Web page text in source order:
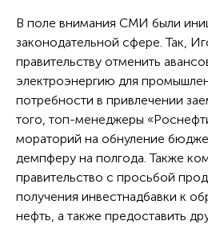
В поле внимания СМИ были
законодательной сфере. Так,
правительству отменить
электроэнергию для
потребности в привлечении
того, топ-менеджеры
мораторий на обнуление
демпферу на полгода. Также
правительство с просьбой
получения инвестнадбавки к
нефть, а также предоставить